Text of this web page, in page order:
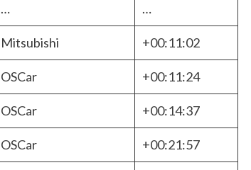
… …
Mitsubishi +00:11:02
OSCar +00:11:24
OSCar +00:14:37
OSCar +00:21:57